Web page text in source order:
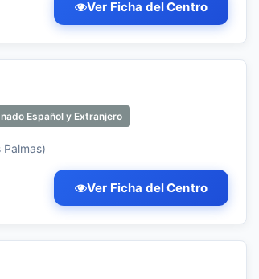
Ver Ficha del Centro
Español y Extranjero
Ver Ficha del Centro